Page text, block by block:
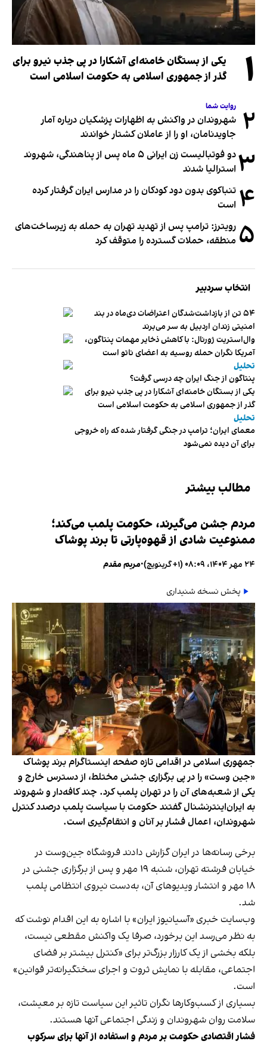
۱
یکی از بستگان خامنه‌ای آشکارا در پی جذب نیرو برای
گذر از جمهوری اسلامی به حکومت اسلامی است
۲ روایت شما
شهروندان در واکنش به اظهارات پزشکیان درباره آمار
جاویدنامان، او را از عاملان کشتار خواندند
۳
دو فوتبالیست زن ایرانی ۵ ماه پس از پناهندگی، شهروند
استرالیا شدند
۴ تنباکوی بدون دود کودکان را در مدارس ایران گرفتار کرده
است
۵ رویترز: ترامپ پس از تهدید تهران به حمله به زیرساخت‌های
منطقه، حملات گسترده را متوقف کرد
انتخاب سردبیر
۵۴ تن از بازداشت‌شدگان اعتراضات دی‌ماه در بند
امنیتی زندان اردبیل به سر می‌برند
وال‌استریت ژورنال: با کاهش ذخایر مهمات پنتاگون،
آمریکا نگران حمله روسیه به اعضای ناتو‌ است
تحلیل
پنتاگون از جنگ ایران چه درسی گرفت؟
یکی از بستگان خامنه‌ای آشکارا در پی جذب نیرو برای
گذر از جمهوری اسلامی به حکومت اسلامی است
تحلیل
معمای ایران؛ ترامپ در جنگی گرفتار شده که راه خروجی
برای آن دیده نمی‌شود
مطالب بیشتر
مردم جشن می‌گیرند، حکومت پلمب می‌کند؛
ممنوعیت شادی از قهوه‌پارتی تا برند پوشاک
۲۴ مهر ۱۴۰۴، ۰۸:۰۹ (‎+۱ گرینویچ) •مریم مقدم
پخش نسخه شنیداری
جمهوری اسلامی در اقدامی تازه صفحه اینستاگرام برند پوشاک
«جین وست» را در پی برگزاری جشنی مختلط، از دسترس خارج و
یکی از شعبه‌های آن را در تهران پلمب کرد. چند کافه‌‌دار و شهروند
به ایران‌اینترنشنال گفتند حکومت با سیاست پلمب درصدد کنترل
شهروندان، اعمال فشار بر آنان و انتقام‌گیری است.
برخی رسانه‌ها در ایران گزارش دادند فروشگاه جین‌وست در
خیابان فرشته تهران، شنبه ۱۹ مهر و پس از برگزاری جشنی در
۱۸ مهر و انتشار ویدیوهای آن، به‌دست نیروی انتظامی پلمب
شد.
وب‌سایت خبری «آسیانیوز ایران» با اشاره به این اقدام نوشت که
به نظر می‌رسد این برخورد، صرفا یک واکنش مقطعی نیست،
بلکه بخشی از یک کارزار بزرگ‌تر برای «کنترل بیشتر بر فضای
اجتماعی، مقابله با نمایش ثروت و اجرای سختگیرانه‌تر قوانین»
است.
بسیاری از کسب‌وکارها نگران تاثیر این سیاست‌ تازه بر معیشت،
سلامت روان شهروندان و زندگی اجتماعی آنها هستند.
فشار اقتصادی حکومت بر مردم و استفاده از آنها برای سرکوب